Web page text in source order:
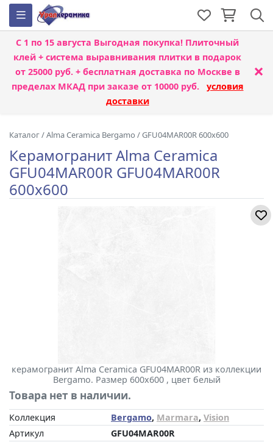
С 1 по 15 августа Выгодная покупка! Плиточный
клей + система выравнивания плитки в подарок
от 25000 руб. + бесплатная доставка по Москве в
пределах МКАД при заказе от 10000 руб. условия
доставки
×
Каталог/Alma Ceramica Bergamo /GFU04MAR00R 600x600
Керамогранит Alma Ceramica
GFU04MAR00R GFU04MAR00R
600x600
керамогранит Alma Ceramica GFU04MAR00R из коллекции
Bergamo. Размер 600x600 , цвет белый
Товара нет в наличии.
Коллекция Bergamo, Marmara, Vision
Артикул
GFU04MAR00R